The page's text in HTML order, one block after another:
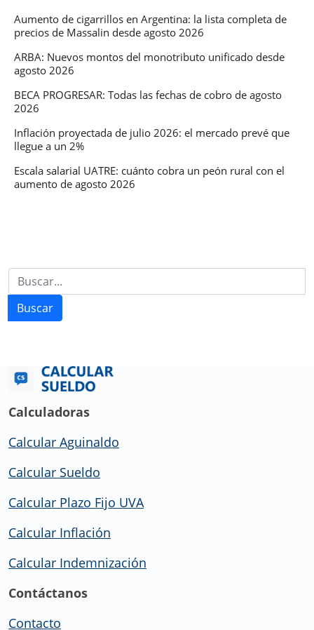
Aumento de cigarrillos en Argentina: la lista completa de
precios de Massalin desde agosto 2026
ARBA: Nuevos montos del monotributo unificado desde
agosto 2026
BECA PROGRESAR: Todas las fechas de cobro de agosto
2026
Inflación proyectada de julio 2026: el mercado prevé que
llegue a un 2%
Escala salarial UATRE: cuánto cobra un peón rural con el
aumento de agosto 2026
Buscar
Calculadoras
Calcular Aguinaldo
Calcular Sueldo
Calcular Plazo Fijo UVA
Calcular Inflación
Calcular Indemnización
Contáctanos
Contacto